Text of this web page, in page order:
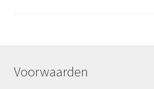
Voorwaarden